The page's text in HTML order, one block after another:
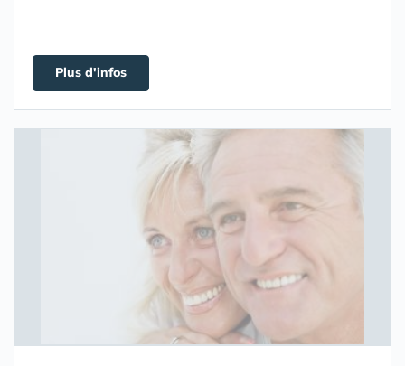
Plus d'infos